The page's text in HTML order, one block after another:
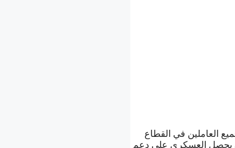
العاملين في القطاع
يحصل العسكري على دعم